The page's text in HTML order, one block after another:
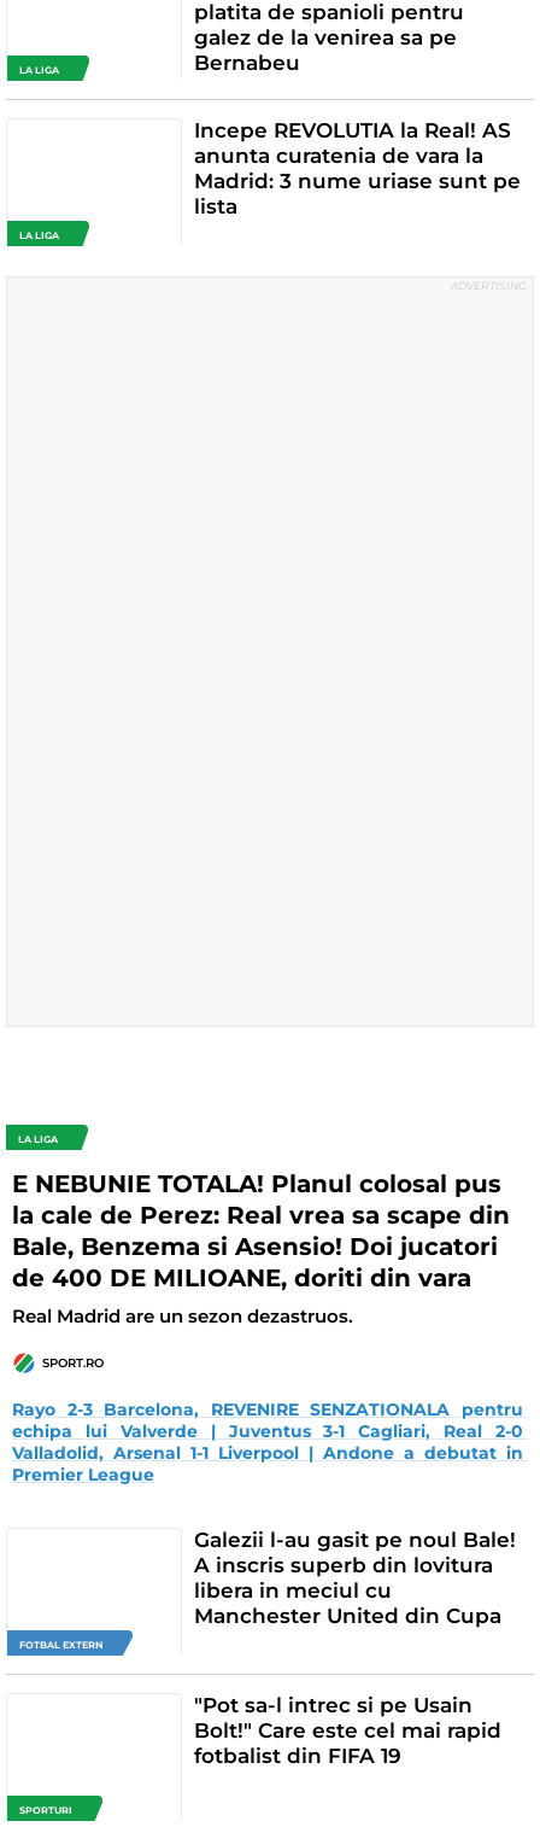
LA LIGA
platita de spanioli pentru
galez de la venirea sa pe
Bernabeu
LA LIGA
Incepe REVOLUTIA la Real! AS
anunta curatenia de vara la
Madrid: 3 nume uriase sunt pe
lista
LA LIGA
E NEBUNIE TOTALA! Planul colosal pus
la cale de Perez: Real vrea sa scape din
Bale, Benzema si Asensio! Doi jucatori
de 400 DE MILIOANE, doriti din vara
Real Madrid are un sezon dezastruos.
SPORT.RO
Rayo 2-3 Barcelona, REVENIRE SENZATIONALA pentru
echipa lui Valverde | Juventus 3-1 Cagliari, Real 2-0
Valladolid, Arsenal 1-1 Liverpool | Andone a debutat in
Premier League
FOTBAL EXTERN
Galezii l-au gasit pe noul Bale!
A inscris superb din lovitura
libera in meciul cu
Manchester United din Cupa
SPORTURI
"Pot sa-l intrec si pe Usain
Bolt!" Care este cel mai rapid
fotbalist din FIFA 19